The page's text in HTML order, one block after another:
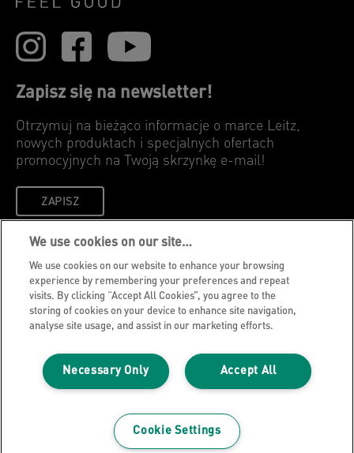
Zapisz się na newsletter!
Otrzymuj na bieżąco informacje o marce Leitz,
nowych produktach i specjalnych ofertach
promocyjnych na Twoją skrzynkę e-mail!
ZAPISZ
Cookies
Nota prawna
Wydawca strony internetowej
Zarządzaj moimi danymi
Blog Leitz
We use cookies on our site…
We use cookies on our website to enhance your browsing
experience by remembering your preferences and repeat
visits. By clicking “Accept All Cookies”, you agree to the
storing of cookies on your device to enhance site navigation,
analyse site usage, and assist in our marketing efforts.
Accept All
Necessary Only
Cookie Settings